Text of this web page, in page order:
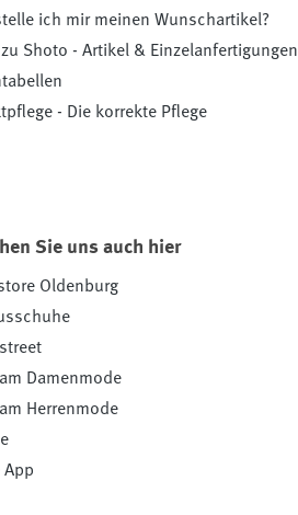
ich mir meinen Wunschartikel?
zu Shoto - Artikel & Einzelanfertigungen
- Die korrekte Pflege
Sie uns auch hier
Oldenburg
Damenmode
Herrenmode
App